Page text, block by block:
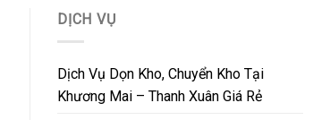
DỊCH VỤ
Dịch Vụ Dọn Kho, Chuyển Kho Tại
Khương Mai – Thanh Xuân Giá Rẻ